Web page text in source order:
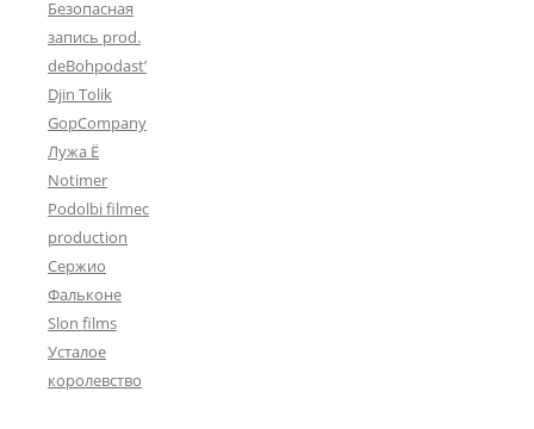
Безопасная
запись prod.
deBohpodast’
Djin Tolik
GopCompany
Лужа Ё
Notimer
Podolbi filmec
production
Сержио
Фальконе
Slon films
Усталое
королевство